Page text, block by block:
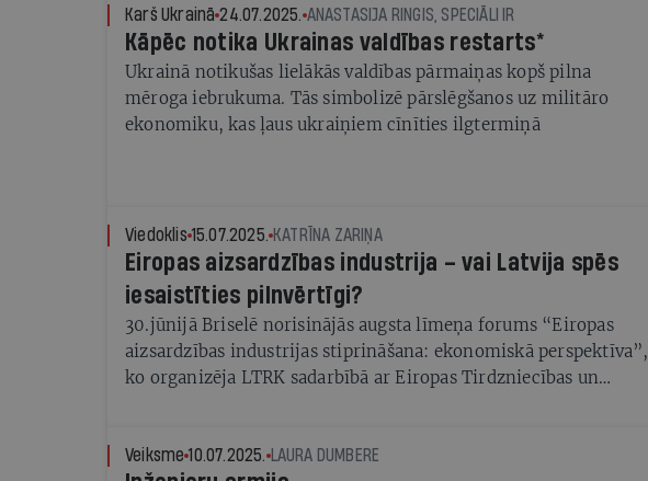
Karš Ukrainā 24.07.2025. ANASTASIJA RINGIS, SPECIĀLI IR
Kāpēc notika Ukrainas valdības restarts*
Ukrainā notikušas lielākās valdības pārmaiņas kopš pilna
mēroga iebrukuma. Tās simbolizē pārslēgšanos uz militāro
ekonomiku, kas ļaus ukraiņiem cīnīties ilgtermiņā
Viedoklis 15.07.2025. KATRĪNA ZARIŅA
Eiropas aizsardzības industrija – vai Latvija spēs
iesaistīties pilnvērtīgi?
30.jūnijā Briselē norisinājās augsta līmeņa forums “Eiropas
aizsardzības industrijas stiprināšana: ekonomiskā perspektīva”,
ko organizēja LTRK sadarbībā ar Eiropas Tirdzniecības un
Veiksme 10.07.2025. LAURA DUMBERE